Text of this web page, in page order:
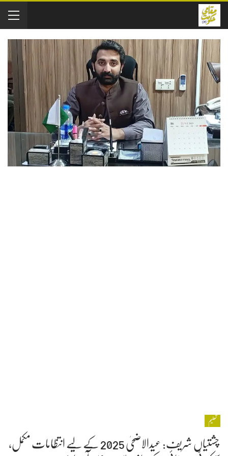
تعلیم
چشتیاں شریف: عیدالاضحیٰ 2025 کے لیے انتظامات مکمل،